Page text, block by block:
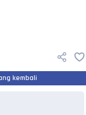
kembali